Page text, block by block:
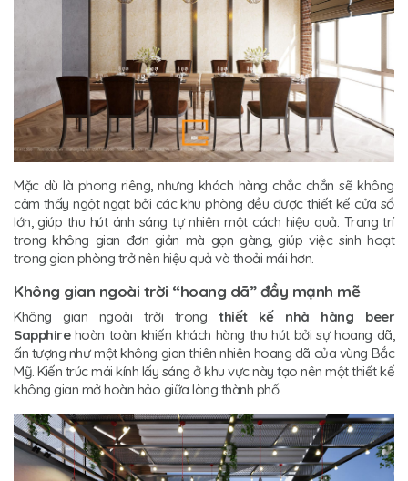
Mặc dù là phong riêng, nhưng khách hàng chắc chắn sẽ không
cảm thấy ngột ngạt bởi các khu phòng đều được thiết kế cửa sổ
lớn, giúp thu hút ánh sáng tự nhiên một cách hiệu quả. Trang trí
trong không gian đơn giản mà gọn gàng, giúp việc sinh hoạt
trong gian phòng trở nên hiệu quả và thoải mái hơn.
Không gian ngoài trời “hoang dã” đầy mạnh mẽ
Không gian ngoài trời trongthiết kế nhà hàng beer
Sapphire hoàn toàn khiến khách hàng thu hút bởi sự hoang dã,
ấn tượng như một không gian thiên nhiên hoang dã của vùng Bắc
Mỹ. Kiến trúc mái kính lấy sáng ở khu vực này tạo nên một thiết kế
không gian mở hoàn hảo giữa lòng thành phố.